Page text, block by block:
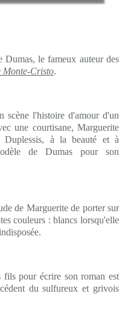
le fameux auteur des
Monte-Cristo.
scène l'histoire d'amour d'un
une courtisane, Marguerite
Duplessis, à la beauté et à
de Dumas pour son
de Marguerite de porter sur
couleurs : blancs lorsqu'elle
fils pour écrire son roman est
du sulfureux et grivois